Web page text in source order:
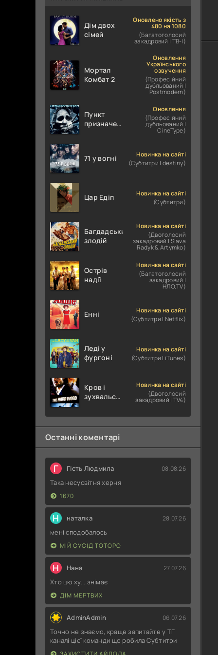
Дім двох
сімей
Оновлено якість з
480 на 1080
(Багатоголосий
закадровий | ТВ-І)
Мортал
Комбат 2
Оновлення
Українського
озвучення
(Професійний
дубльований |
Postmodern)
Пункт
призначення
Оновлення
(Професійний
дубльований |
CineType)
71 у вогні
Новинка на сайті
(Субтитри | destiny)
Цар Едіп
Новинка на сайті
(Субтитри)
Багдадський
злодій
Новинка на сайті
(Двоголосий
закадровий | Slava
Radyk & Artymko)
Острів
надії
Новинка на сайті
(Багатоголосий
закадровий |
НЛО.TV)
Енні
Новинка на сайті
(Субтитри | Netflix)
Леді у
фургоні
Новинка на сайті
(Субтитри | iTunes)
Кров і
зухвальство
пограбування
Новинка на сайті
(Двоголосий
закадровий | TV4)
Останні коментарі
Г Гість Людмила 08.08.26
Така несусвітня херня
1670
Н наталка 28.07.26
мені сподобалось
МІЙ СУСІД ТОТОРО
Н Нана 27.07.26
Хто цю ху....знімає
ДІМ МЕРТВИХ
AdminAdmin 06.07.26
Точно не знаємо, краще запитайте у ТГ
каналі цієї команди що робила Субтитри